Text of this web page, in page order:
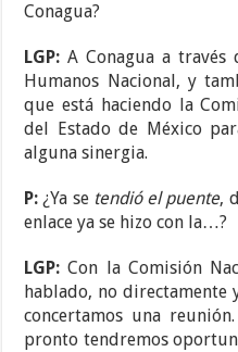
Conagua?
LGP: A Conagua a través
Humanos Nacional, y
que está haciendo la
del Estado de México
alguna sinergia.
P:¿Ya se tendió el puente,
enlace ya se hizo con la…?
LGP: Con la Comisión
hablado, no directamente
concertamos una
pronto tendremos